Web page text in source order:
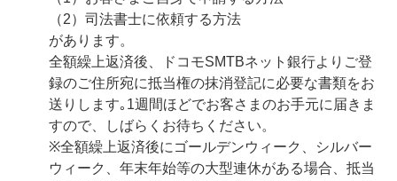
（2）司法書士に依頼する方法
があります。
全額繰上返済後、ドコモSMTBネット銀行よりご登
録のご住所宛に抵当権の抹消登記に必要な書類をお
送りします｡1週間ほどでお客さまのお手元に届きま
すので、しばらくお待ちください。
※全額繰上返済後にゴールデンウィーク、シルバー
ウィーク、年末年始等の大型連休がある場合、抵当